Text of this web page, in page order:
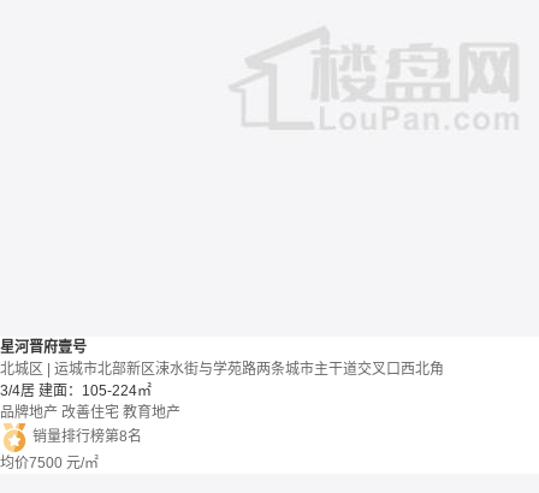
星河晋府壹号
北城区 | 运城市北部新区涑水街与学苑路两条城市主干道交叉口西北角
3/4居 建面：105-224㎡
品牌地产 改善住宅 教育地产
销量排行榜第8名
均价7500 元/㎡